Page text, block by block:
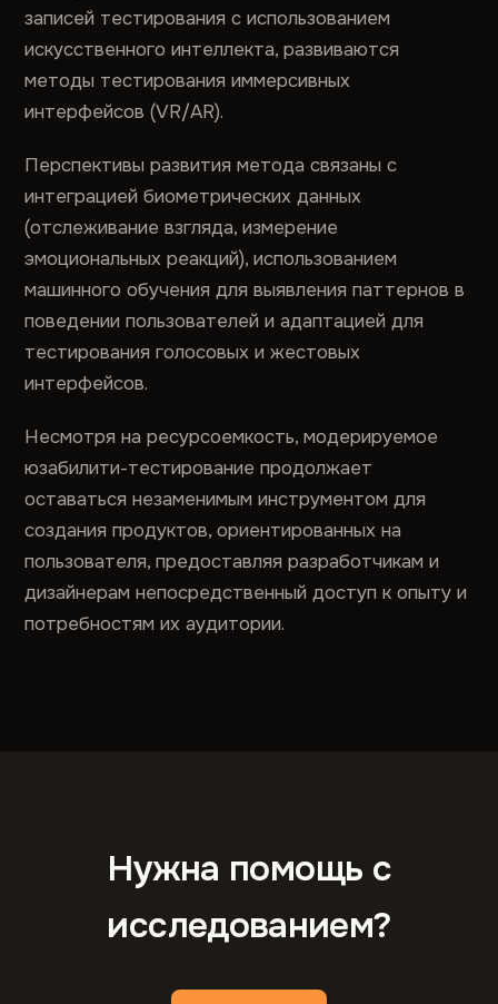
записей тестирования с использованием
искусственного интеллекта, развиваются
методы тестирования иммерсивных
интерфейсов (VR/AR).
Перспективы развития метода связаны с
интеграцией биометрических данных
(отслеживание взгляда, измерение
эмоциональных реакций), использованием
машинного обучения для выявления паттернов в
поведении пользователей и адаптацией для
тестирования голосовых и жестовых
интерфейсов.
Несмотря на ресурсоемкость, модерируемое
юзабилити-тестирование продолжает
оставаться незаменимым инструментом для
создания продуктов, ориентированных на
пользователя, предоставляя разработчикам и
дизайнерам непосредственный доступ к опыту и
потребностям их аудитории.
Нужна помощь с
исследованием?